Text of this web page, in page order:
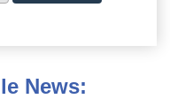
News: